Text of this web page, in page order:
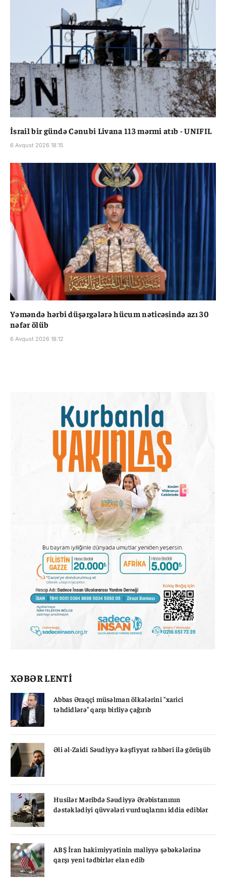
İsrail bir gündə Cənubi Livana 113 mərmi atıb - UNIFIL
6 Avqust 2026 18:15
Yəməndə hərbi düşərgələrə hücum nəticəsində azı 30
nəfər ölüb
6 Avqust 2026 18:12
XƏBƏR LENTİ
Abbas Əraqçi müsəlman ölkələrini "xarici
təhdidlərə" qarşı birliyə çağırıb
Əli əl-Zaidi Səudiyyə kəşfiyyat rəhbəri ilə görüşüb
Husilər Məribdə Səudiyyə Ərəbistanının
dəstəklədiyi qüvvələri vurduqlarını iddia ediblər
ABŞ İran hakimiyyətinin maliyyə şəbəkələrinə
qarşı yeni tədbirlər elan edib